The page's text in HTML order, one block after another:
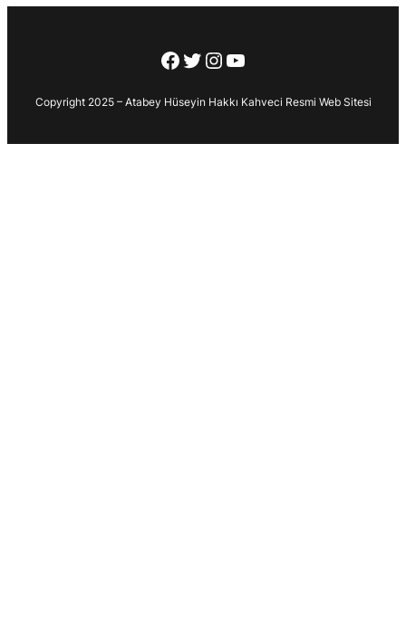
Facebook
Twitter
Instagram
YouTube
Copyright 2025 – Atabey Hüseyin Hakkı Kahveci Resmi Web Sitesi